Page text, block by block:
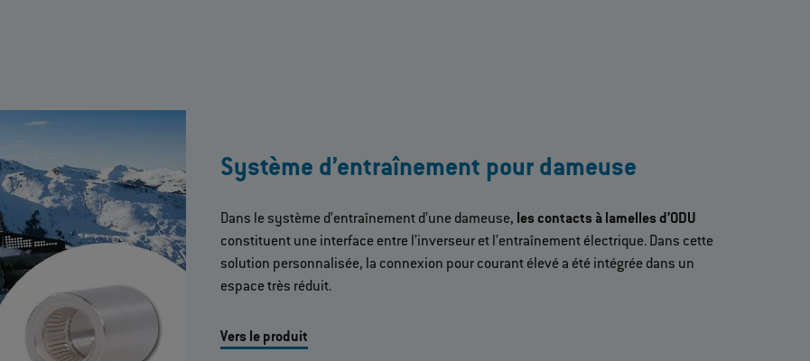
Système d’entraînement pour dameuse
Dans le système d’entraînement d’une dameuse, les contacts à lamelles d’ODU
constituent une interface entre l’inverseur et l’entraînement électrique. Dans cette
solution personnalisée, la connexion pour courant élevé a été intégrée dans un
espace très réduit.
Vers le produit